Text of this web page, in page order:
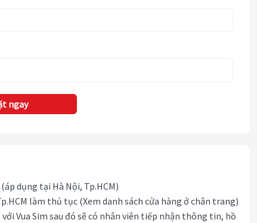
ngay
dụng tại Hà Nội, Tp.HCM)
làm thủ tục (Xem danh sách cửa hàng ở chân trang)
Vua Sim sau đó sẽ có nhân viên tiếp nhận thông tin, hồ